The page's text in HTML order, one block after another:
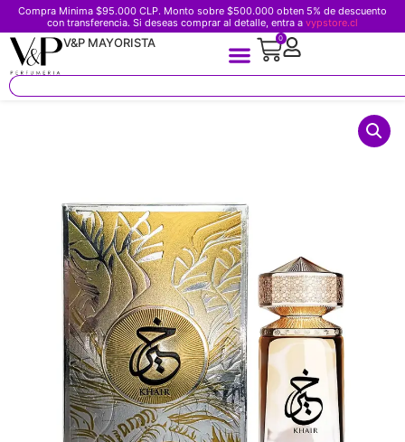
Compra Minima $95.000 CLP. Monto sobre $500.000 obten 5% de descuento
con transferencia. Si deseas comprar al detalle, entra a vypstore.cl
V&P MAYORISTA 0